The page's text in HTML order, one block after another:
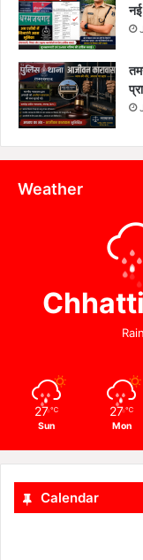
नई
Weather
Rain
27 ℃
Sun
27 ℃
Mon
Calendar